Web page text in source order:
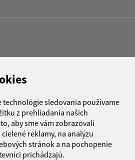
technológie sledovania používame
z prehliadania našich
aby sme vám zobrazovali
reklamy, na analýzu
stránok a na pochopenie
prichádzajú.